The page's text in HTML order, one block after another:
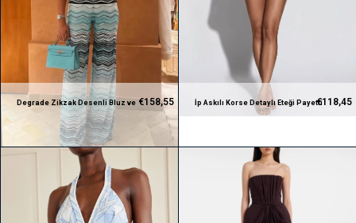
Degrade Zikzak Desenli Bluz ve
Pantolon Takım
€158,55
İp Askılı Korse Detaylı Eteği Payetli
Tasarim Mini Beyaz Elbise
€118,45